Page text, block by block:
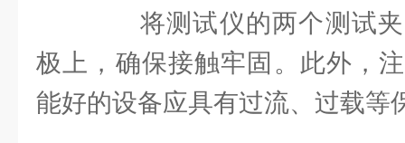
将测试仪的两个测试夹
极上，确保接触牢固。此外，
能好的设备应具有过流、过载等